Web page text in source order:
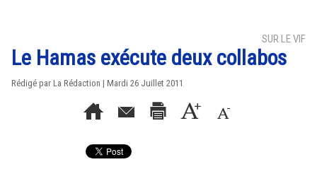
SUR LE VIF
Le Hamas exécute deux collabos
Rédigé par La Rédaction | Mardi 26 Juillet 2011